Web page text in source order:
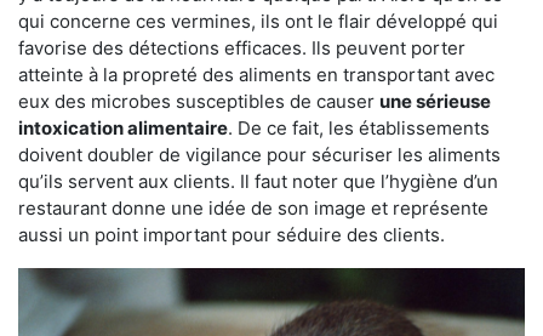
qui concerne ces vermines, ils ont le flair développé qui
favorise des détections efficaces. Ils peuvent porter
atteinte à la propreté des aliments en transportant avec
eux des microbes susceptibles de causer une sérieuse
intoxication alimentaire. De ce fait, les établissements
doivent doubler de vigilance pour sécuriser les aliments
qu’ils servent aux clients. Il faut noter que l’hygiène d’un
restaurant donne une idée de son image et représente
aussi un point important pour séduire des clients.